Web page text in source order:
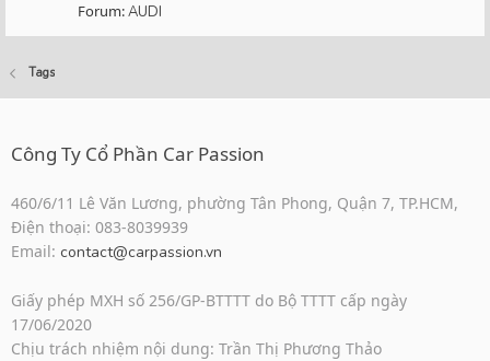
Forum:AUDI
Tags
Công Ty Cổ Phần Car Passion
460/6/11 Lê Văn Lương, phường Tân Phong, Quận 7, TP.HCM,
Điện thoại: 083-8039939
Email: contact@carpassion.vn
Giấy phép MXH số 256/GP-BTTTT do Bộ TTTT cấp ngày
17/06/2020
Chịu trách nhiệm nội dung: Trần Thị Phương Thảo